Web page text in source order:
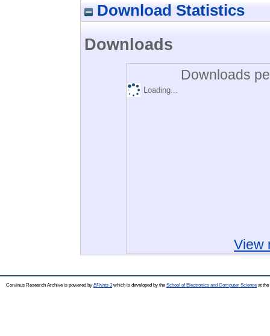
Download Statistics
Downloads
Downloads
Loading...
View
Corvinus Research Archive is powered by EPrints 3which is developed by the School of Electronics and Computer Science at